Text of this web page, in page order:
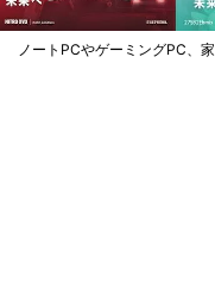
ノートPCやゲーミングPC、